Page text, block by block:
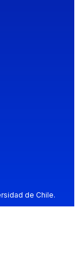
de Chile.